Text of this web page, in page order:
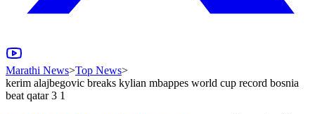
Marathi News>Top News>
kerim alajbegovic breaks kylian mbappes world cup record bosnia
beat qatar 3 1